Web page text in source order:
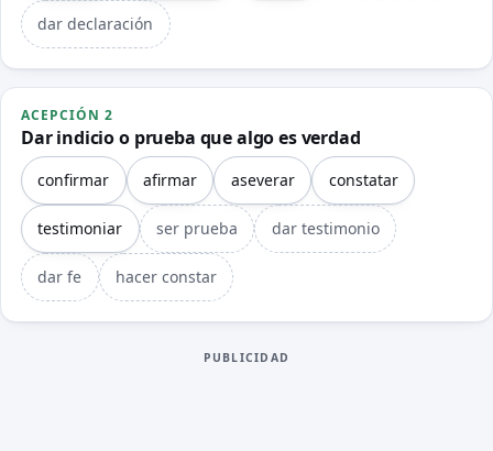
dar declaración
ACEPCIÓN 2
Dar indicio o prueba que algo es verdad
confirmar afirmar aseverar constatar
testimoniar ser prueba dar testimonio
dar fe hacer constar
PUBLICIDAD